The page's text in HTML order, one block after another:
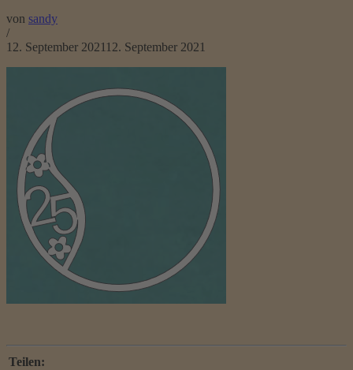
von sandy
/
12. September 2021 12. September 2021
Teilen: